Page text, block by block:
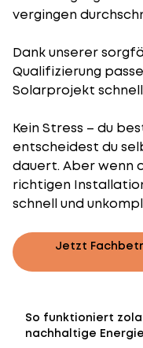
vergingen
Dank unserer
Qualifizierung
Solarprojekt
Kein Stress – du
entscheidest du
dauert. Aber wenn
richtigen
schnell und
Jetzt
So funktioniert
nachhaltige